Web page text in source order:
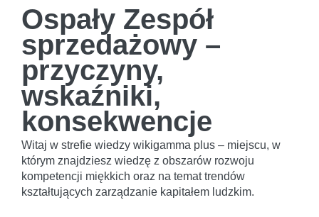
Ospały Zespół
sprzedażowy –
przyczyny,
wskaźniki,
konsekwencje
Witaj w strefie wiedzy wikigamma plus – miejscu, w
którym znajdziesz wiedzę z obszarów rozwoju
kompetencji miękkich oraz na temat trendów
kształtujących zarządzanie kapitałem ludzkim.